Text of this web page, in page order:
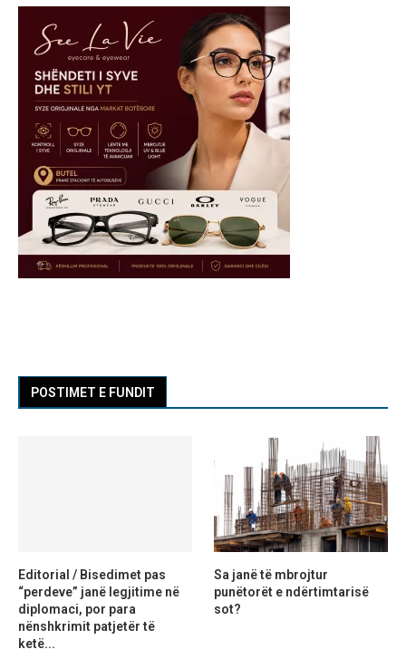
POSTIMET E FUNDIT
Editorial / Bisedimet pas
“perdeve” janë legjitime në
diplomaci, por para
nënshkrimit patjetër të
ketë...
Sa janë të mbrojtur
punëtorët e ndërtimtarisë
sot?